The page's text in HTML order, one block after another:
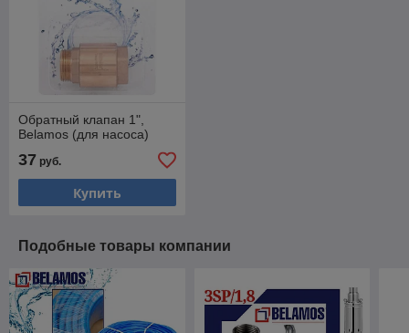
Обратный клапан 1",
Belamos (для насоса)
37 руб.
Купить
Подобные товары компании